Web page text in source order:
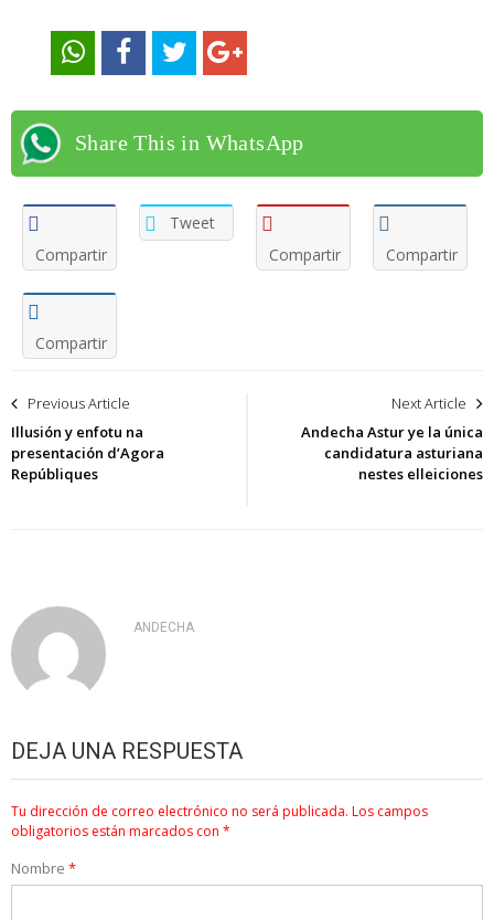
Share This in WhatsApp
Compartir
Tweet
Compartir
Compartir
Compartir
Navegación
de
entradas
Previous Article
Illusión y enfotu na
presentación d’Agora
Repúbliques
Next Article
Andecha Astur ye la única
candidatura asturiana
nestes elleiciones
ANDECHA
DEJA UNA RESPUESTA
Tu dirección de correo electrónico no será publicada. Los campos
obligatorios están marcados con *
Nombre *